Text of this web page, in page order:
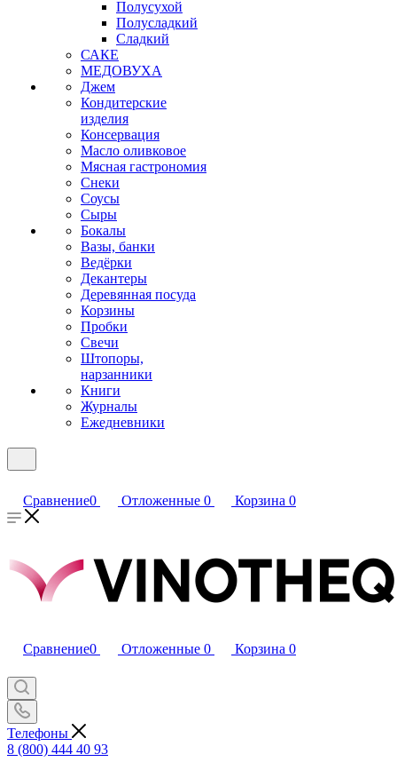
Полусухой
Полусладкий
Сладкий
САКЕ
МЕДОВУХА
Джем
Кондитерские
изделия
Консервация
Масло оливковое
Мясная гастрономия
Снеки
Соусы
Сыры
Бокалы
Вазы, банки
Ведёрки
Декантеры
Деревянная посуда
Корзины
Пробки
Свечи
Штопоры,
нарзанники
Книги
Журналы
Ежедневники
Сравнение0 Отложенные 0 Корзина 0
Сравнение0 Отложенные 0 Корзина 0
Телефоны
8 (800) 444 40 93